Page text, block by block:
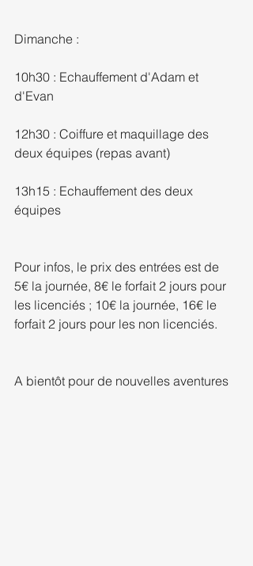
Dimanche :
10h30 : Echauffement d'Adam et
d'Evan
12h30 : Coiffure et maquillage des
deux équipes (repas avant)
13h15 : Echauffement des deux
équipes
Pour infos, le prix des entrées est de
5€ la journée, 8€ le forfait 2 jours pour
les licenciés ; 10€ la journée, 16€ le
forfait 2 jours pour les non licenciés.
A bientôt pour de nouvelles aventures